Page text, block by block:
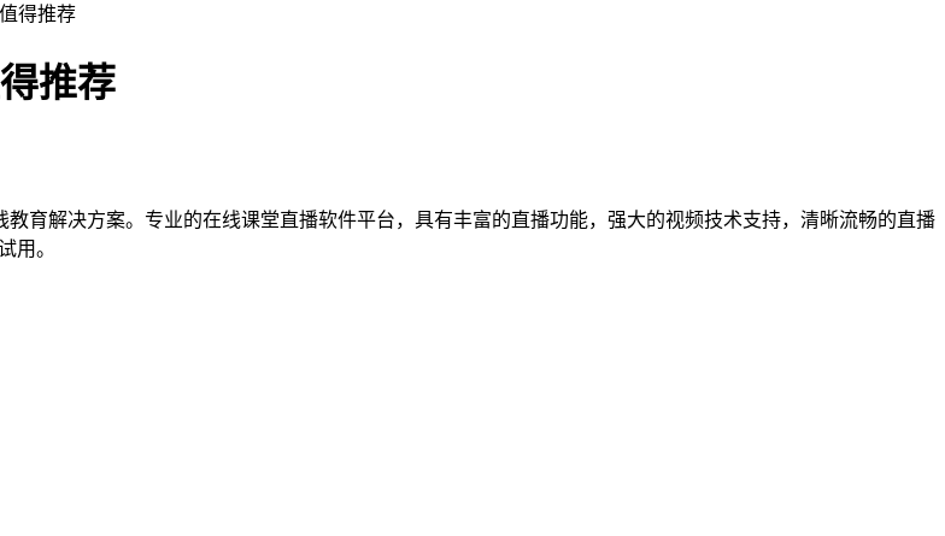
得推荐
推荐
育解决方案。专业的在线课堂直播软件平台，具有丰富的直播功能，强大的视频技术支持，清晰流畅的直播
用。